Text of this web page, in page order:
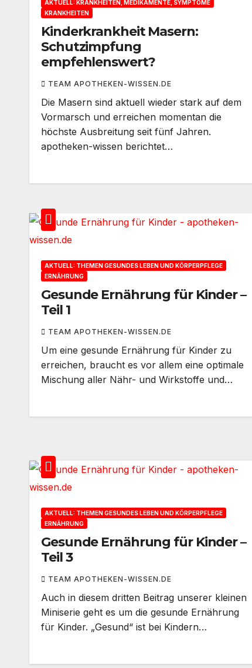
AKTUELL: KRANKHEITEN, MEDIKAMENTE, SYMPTOME
KRANKHEITEN
Kinderkrankheit Masern:
Schutzimpfung
empfehlenswert?
TEAM APOTHEKEN-WISSEN.DE
Die Masern sind aktuell wieder stark auf dem
Vormarsch und erreichen momentan die
höchste Ausbreitung seit fünf Jahren.
apotheken-wissen berichtet…
AKTUELL: THEMEN GESUNDES LEBEN UND KÖRPERPFLEGE
ERNÄHRUNG
Gesunde Ernährung für Kinder –
Teil 1
TEAM APOTHEKEN-WISSEN.DE
Um eine gesunde Ernährung für Kinder zu
erreichen, braucht es vor allem eine optimale
Mischung aller Nähr- und Wirkstoffe und…
AKTUELL: THEMEN GESUNDES LEBEN UND KÖRPERPFLEGE
ERNÄHRUNG
Gesunde Ernährung für Kinder –
Teil 3
TEAM APOTHEKEN-WISSEN.DE
Auch in diesem dritten Beitrag unserer kleinen
Miniserie geht es um die gesunde Ernährung
für Kinder. „Gesund“ ist bei Kindern…